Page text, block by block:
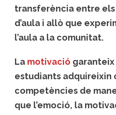
transferència entre
d’aula i allò que
l’aula a la comunitat.
La motivació
estudiants adquireixin
competències de
que l’emoció, la